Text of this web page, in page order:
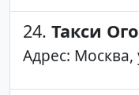
24. Такси
Адрес: Москва,